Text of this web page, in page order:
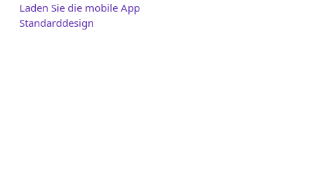
Laden Sie die mobile App
Standarddesign